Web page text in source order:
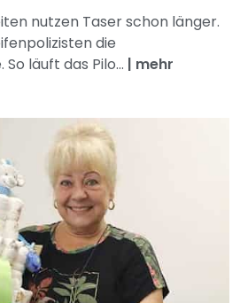
nutzen Taser schon länger.
die
läuft das Pilo... | mehr